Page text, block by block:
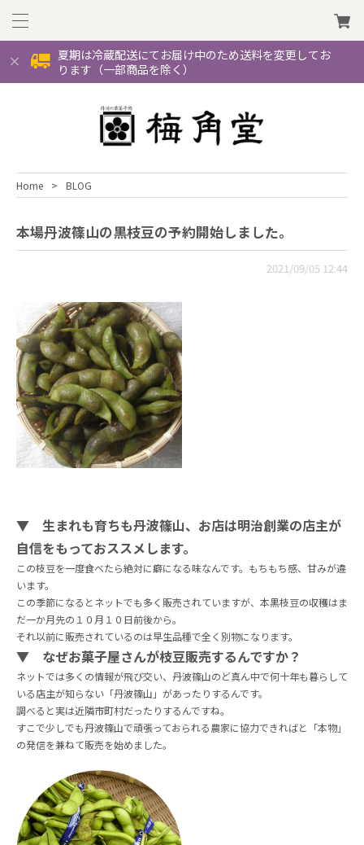
夏期は冷蔵配送にてお届け中のため送料を変更してお
ります（一部商品を除く）
Home BLOG
本場丹波篠山の黒枝豆の予約開始しました。
2021/09/05 12:44
▼ 生まれも育ちも丹波篠山、お店は明治創業の店主が
自信をもっておススメします。
この枝豆を一度食べたら絶対に癖になる味なんです。もちもち感、甘みが違
います。
この季節になるとネットでも多く販売されていますが、本黒枝豆の収穫はま
だ一か月先の１０月１０日前後から。
それ以前に販売されているのは早生品種で全く別物になります。
▼ なぜお菓子屋さんが枝豆販売するんですか？
ネットでは多くの情報が飛び交い、丹波篠山のど真ん中で何十年も暮らして
いる店主が知らない「丹波篠山」があったりするんです。
調べると実は近隣市町村だったりするんですね。
すこで少しでも丹波篠山で頑張っておられる農家に協力できればと「本物」
の発信を兼ねて販売を始めました。